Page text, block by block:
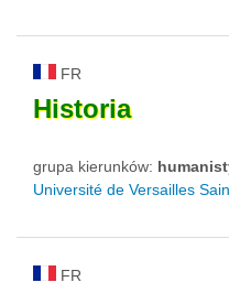
FR
Historia
grupa kierunków:
Université de Versailles
FR